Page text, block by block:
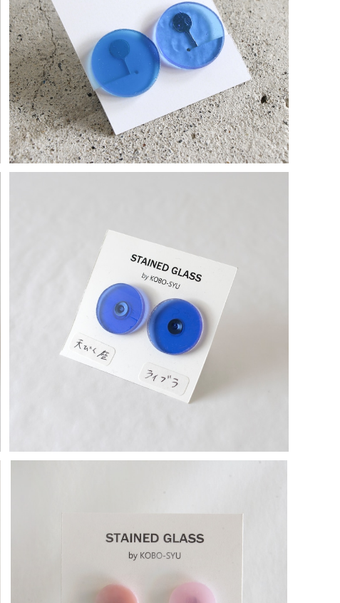
アクアマリン／長谷川昌彦【一点物イヤリング】
¥2,000
てんびん座・ライブラ／長谷川昌彦【一点物ピアス】
¥2,000